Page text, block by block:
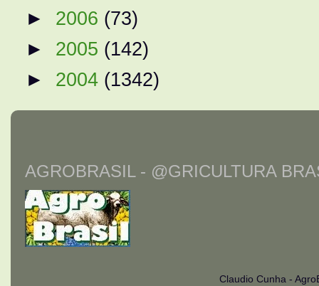
► 2006 (73)
► 2005 (142)
► 2004 (1342)
AGROBRASIL - @GRICULTURA
Claudio Cunha -